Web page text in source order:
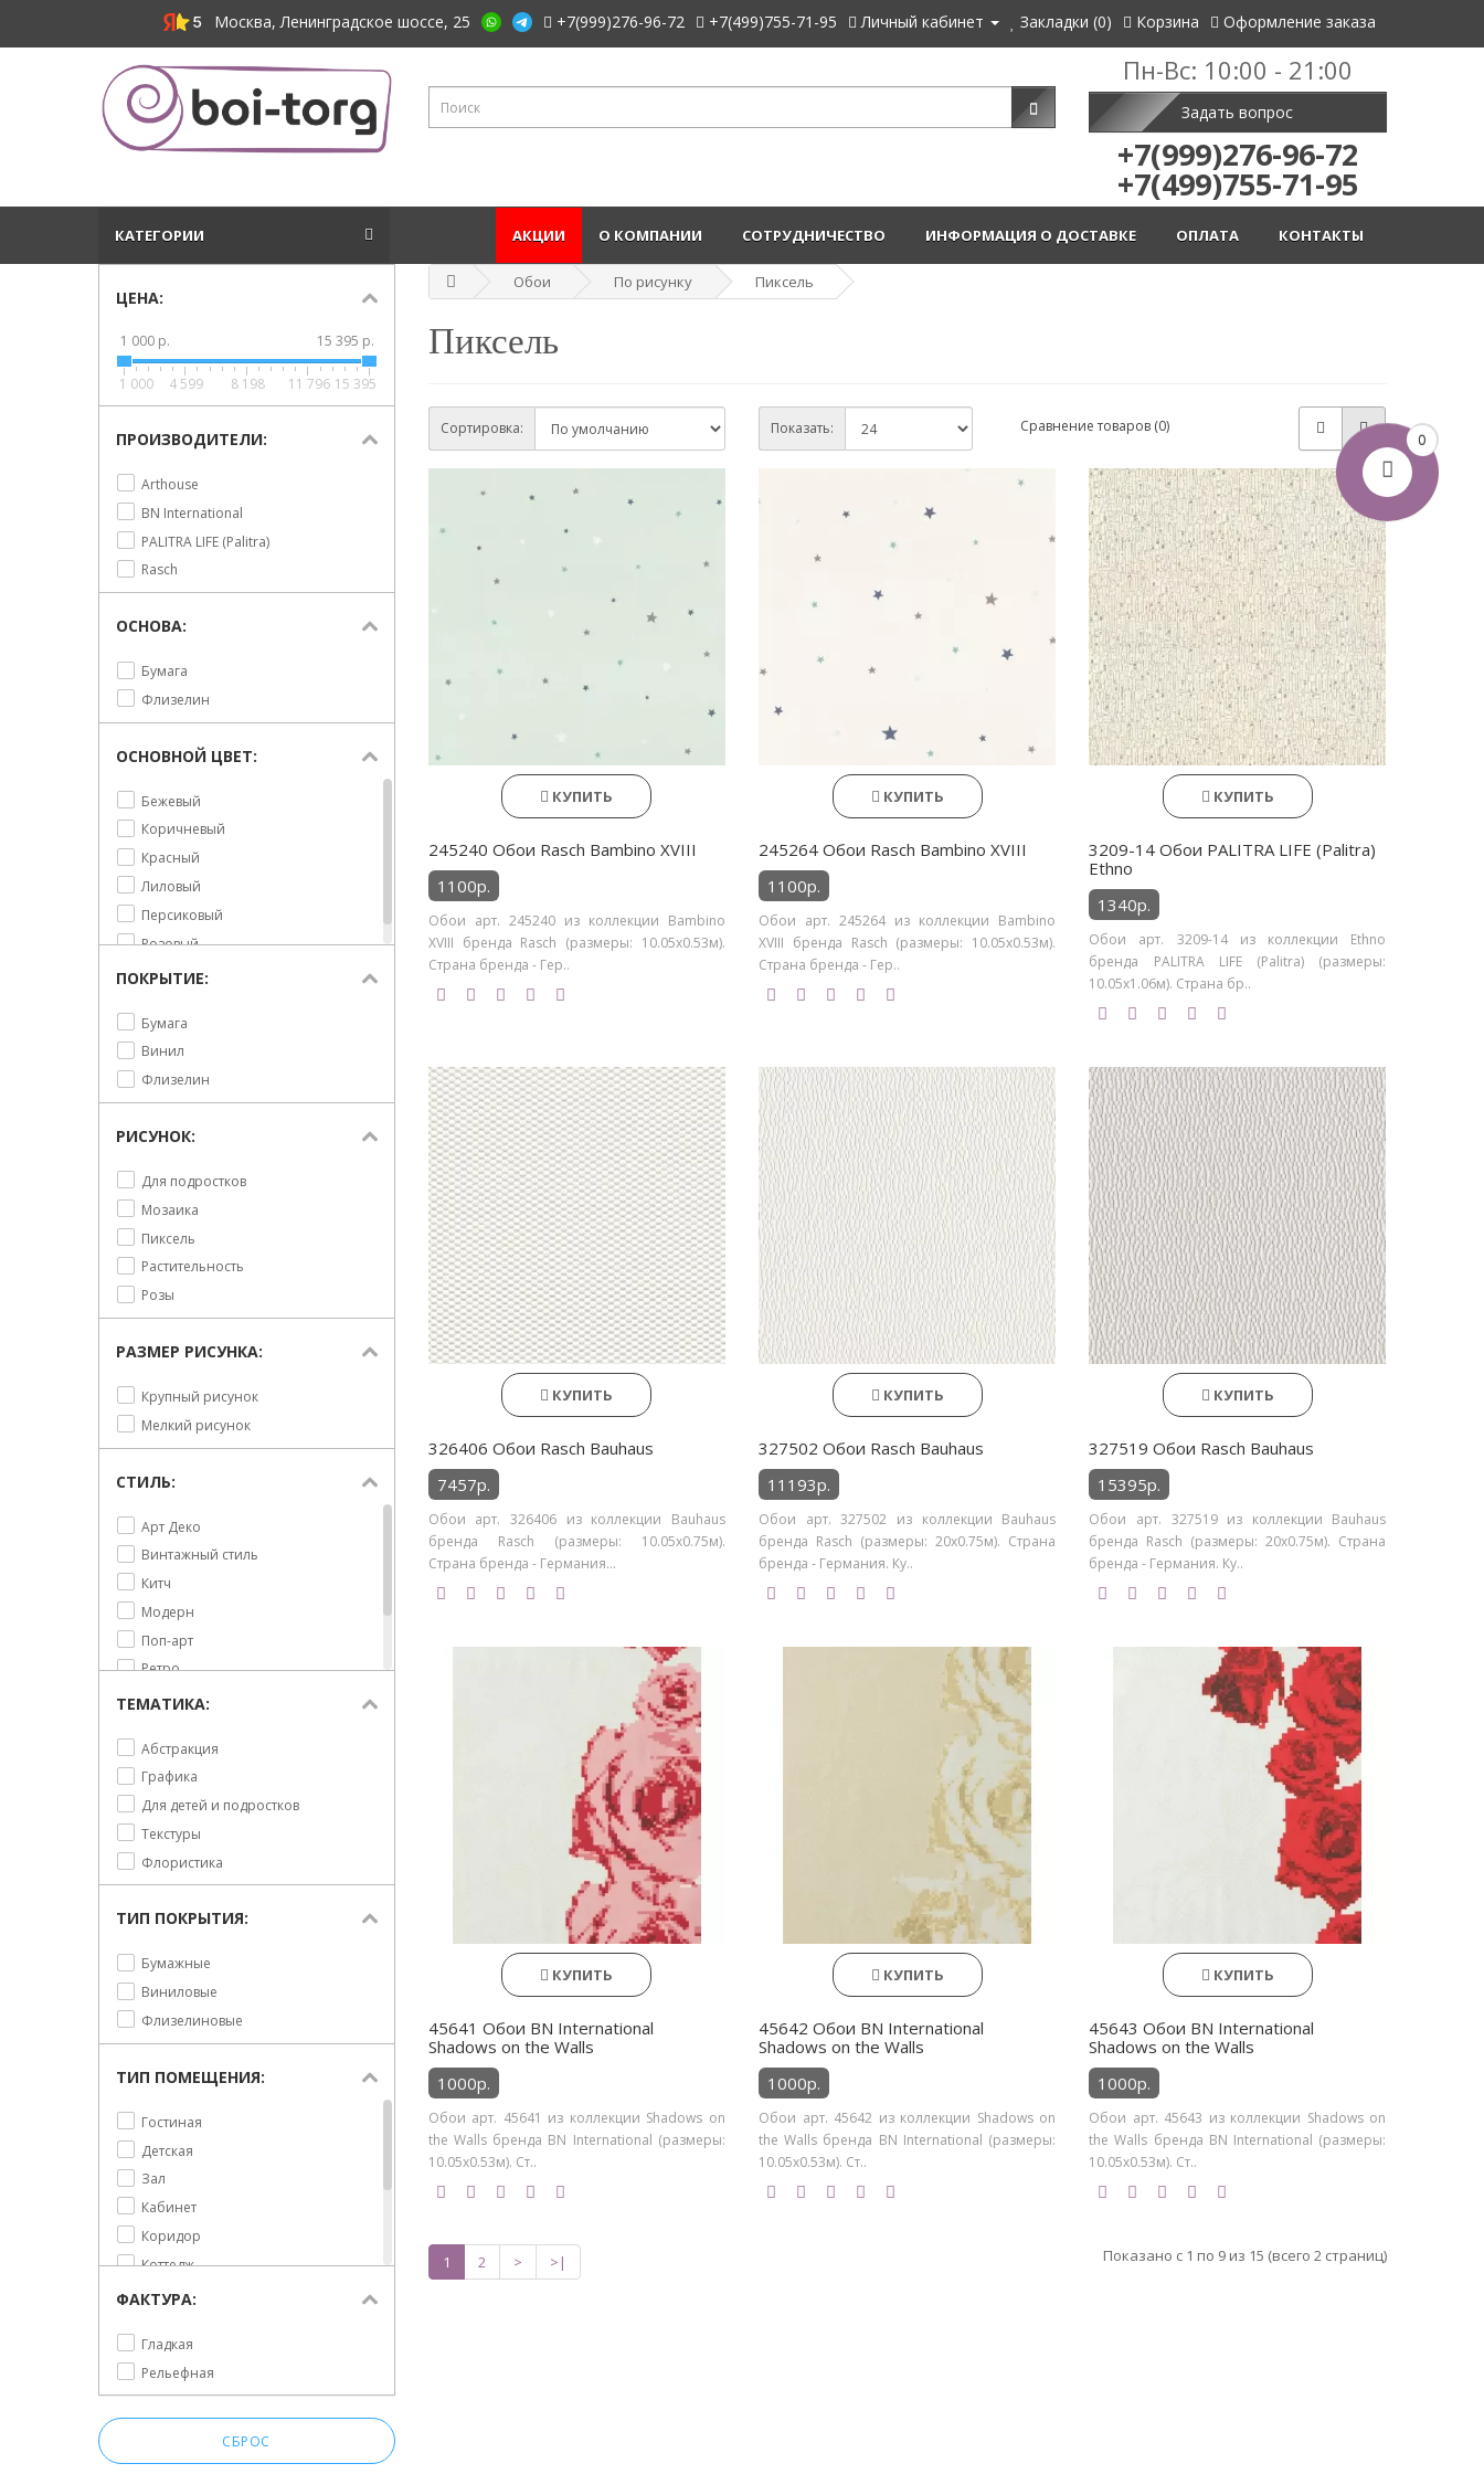
0
Москва, Ленинградское шоссе, 25 +7(999)276-96-72 +7(499)755-71-95 Личный кабинет Закладки (0) Корзина Оформление заказа
Пн-Вс: 10:00 - 21:00
Задать вопрос
+7(999)276-96-72
+7(499)755-71-95
КАТЕГОРИИ КОНТАКТЫ
ОПЛАТА
ИНФОРМАЦИЯ О ДОСТАВКЕ
СОТРУДНИЧЕСТВО
О КОМПАНИИ
АКЦИИ
ЦЕНА:
1 000 р. 15 395 р.
1 000 4 599 8 198 11 796 15 395
ПРОИЗВОДИТЕЛИ:
Arthouse
BN International
PALITRA LIFE (Palitra)
Rasch
ОСНОВА:
Бумага
Флизелин
ОСНОВНОЙ ЦВЕТ:
Бежевый
Коричневый
Красный
Лиловый
Персиковый
Розовый
ПОКРЫТИЕ:
Бумага
Винил
Флизелин
РИСУНОК:
Для подростков
Мозаика
Пиксель
Растительность
Розы
РАЗМЕР РИСУНКА:
Крупный рисунок
Мелкий рисунок
СТИЛЬ:
Арт Деко
Винтажный стиль
Китч
Модерн
Поп-арт
Ретро
Современный
ТЕМАТИКА:
Абстракция
Графика
Для детей и подростков
Текстуры
Флористика
ТИП ПОКРЫТИЯ:
Бумажные
Виниловые
Флизелиновые
ТИП ПОМЕЩЕНИЯ:
Гостиная
Детская
Зал
Кабинет
Коридор
Коттедж
Прихожая
Столовая
Холл
ФАКТУРА:
Гладкая
Рельефная
СБРОС
Обои По рисунку Пиксель
Пиксель
Сортировка: Показать: Сравнение товаров (0)
КУПИТЬ
245240 Обои Rasch Bambino XVIII
1100р.
Обои арт. 245240 из коллекции Bambino
XVIII бренда Rasch (размеры: 10.05х0.53м).
Страна бренда - Гер..
КУПИТЬ
245264 Обои Rasch Bambino XVIII
1100р.
Обои арт. 245264 из коллекции Bambino
XVIII бренда Rasch (размеры: 10.05х0.53м).
Страна бренда - Гер..
КУПИТЬ
3209-14 Обои PALITRA LIFE (Palitra)
Ethno
1340р.
Обои арт. 3209-14 из коллекции Ethno
бренда PALITRA LIFE (Palitra) (размеры:
10.05х1.06м). Страна бр..
КУПИТЬ
326406 Обои Rasch Bauhaus
7457р.
Обои арт. 326406 из коллекции Bauhaus
бренда Rasch (размеры: 10.05х0.75м).
Страна бренда - Германия...
КУПИТЬ
327502 Обои Rasch Bauhaus
11193р.
Обои арт. 327502 из коллекции Bauhaus
бренда Rasch (размеры: 20х0.75м). Страна
бренда - Германия. Ку..
КУПИТЬ
327519 Обои Rasch Bauhaus
15395р.
Обои арт. 327519 из коллекции Bauhaus
бренда Rasch (размеры: 20х0.75м). Страна
бренда - Германия. Ку..
КУПИТЬ
45641 Обои BN International
Shadows on the Walls
1000р.
Обои арт. 45641 из коллекции Shadows on
the Walls бренда BN International (размеры:
10.05х0.53м). Ст..
КУПИТЬ
45642 Обои BN International
Shadows on the Walls
1000р.
Обои арт. 45642 из коллекции Shadows on
the Walls бренда BN International (размеры:
10.05х0.53м). Ст..
КУПИТЬ
45643 Обои BN International
Shadows on the Walls
1000р.
Обои арт. 45643 из коллекции Shadows on
the Walls бренда BN International (размеры:
10.05х0.53м). Ст..
1 2 > >| Показано с 1 по 9 из 15 (всего 2 страниц)